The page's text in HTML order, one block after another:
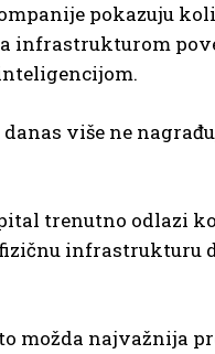
pokazuju
infrastrukturom
više ne
trenutno odlazi
infrastrukturu
možda najvažnija